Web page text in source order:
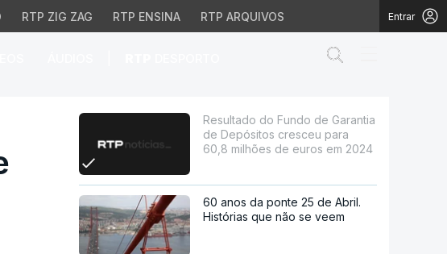
RTP ZIG ZAG RTP ENSINA RTP ARQUIVOS Entrar
cresceu para
Resultado do Fundo de Garantia
de Depósitos cresceu para
60,8 milhões de euros em 2024
60 anos da ponte 25 de Abril.
Histórias que não se veem